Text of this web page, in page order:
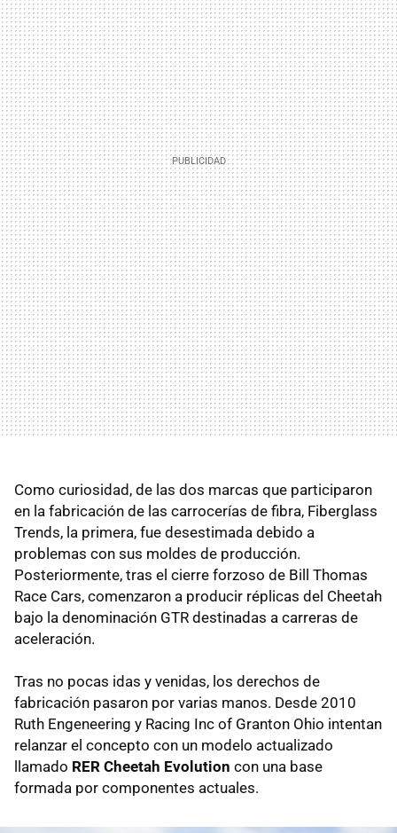
Como curiosidad, de las dos marcas que participaron
en la fabricación de las carrocerías de fibra, Fiberglass
Trends, la primera, fue desestimada debido a
problemas con sus moldes de producción.
Posteriormente, tras el cierre forzoso de Bill Thomas
Race Cars, comenzaron a producir réplicas del Cheetah
bajo la denominación GTR destinadas a carreras de
aceleración.
Tras no pocas idas y venidas, los derechos de
fabricación pasaron por varias manos. Desde 2010
Ruth Engeneering y Racing Inc of Granton Ohio intentan
relanzar el concepto con un modelo actualizado
llamado RER Cheetah Evolution con una base
formada por componentes actuales.